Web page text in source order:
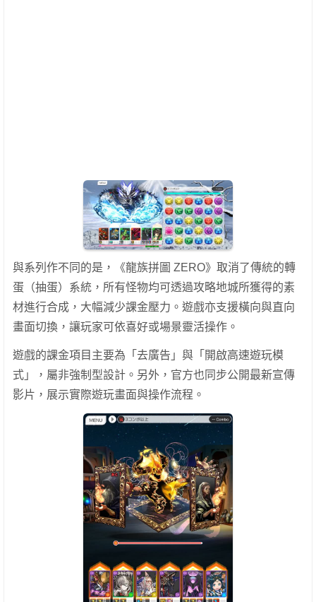
與系列作不同的是，《龍族拼圖 ZERO》取消了傳統的轉
蛋（抽蛋）系統，所有怪物均可透過攻略地城所獲得的素
材進行合成，大幅減少課金壓力。遊戲亦支援橫向與直向
畫面切換，讓玩家可依喜好或場景靈活操作。
遊戲的課金項目主要為「去廣告」與「開啟高速遊玩模
式」，屬非強制型設計。另外，官方也同步公開最新宣傳
影片，展示實際遊玩畫面與操作流程。